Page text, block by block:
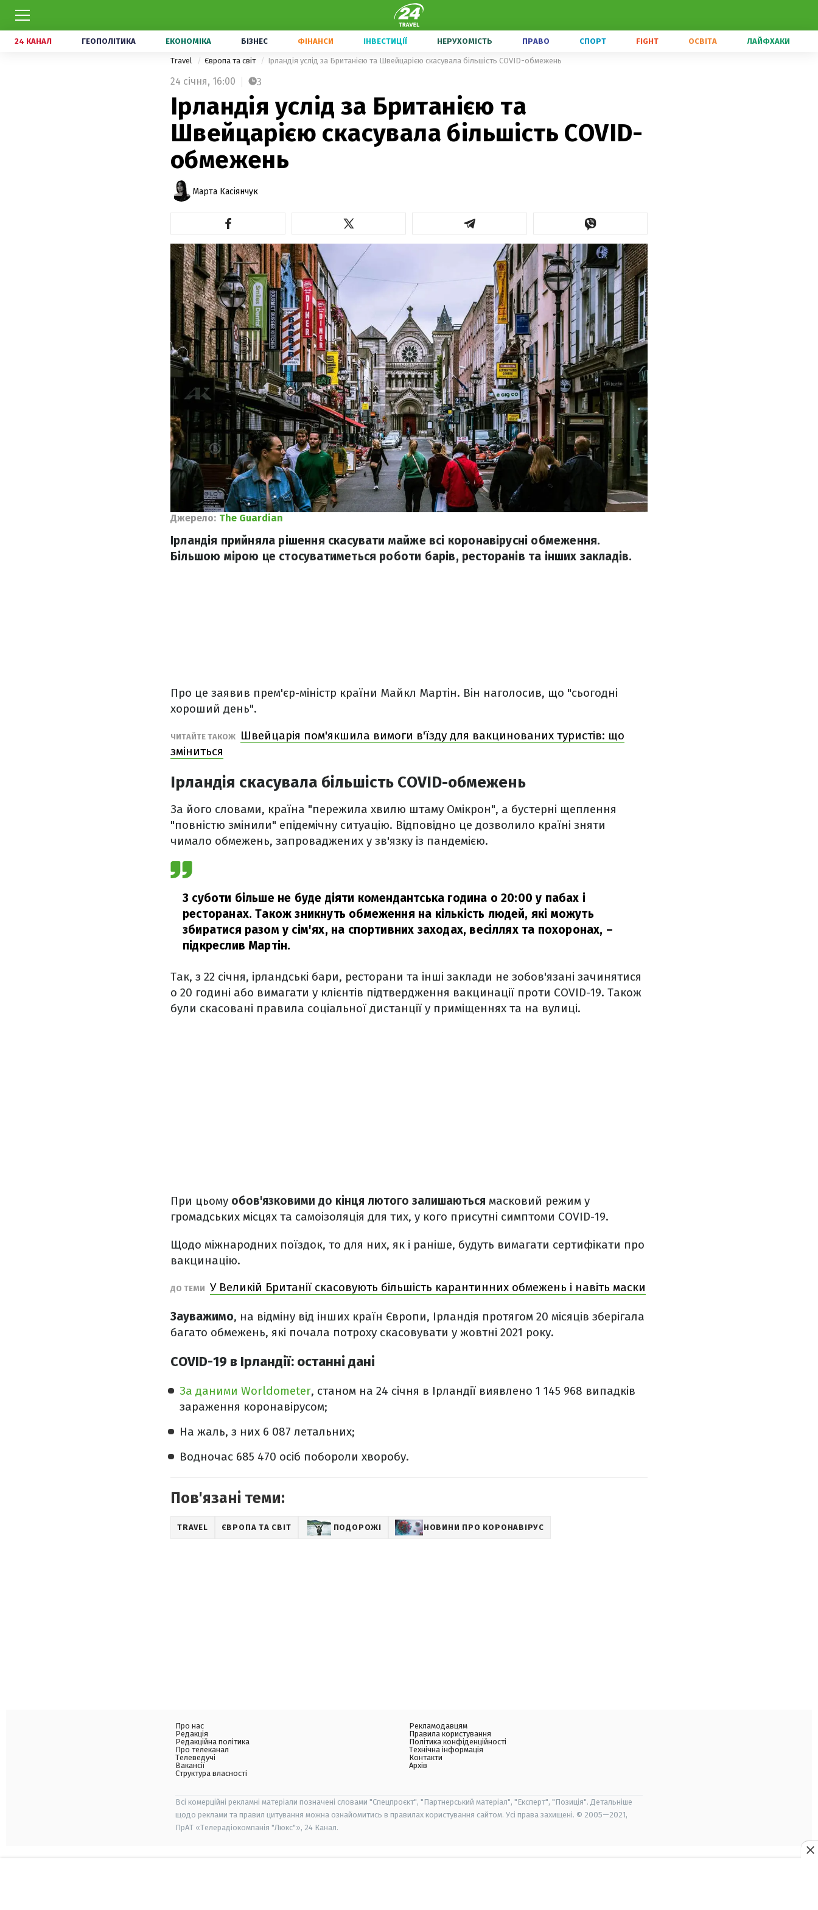
24 КАНАЛ ГЕОПОЛІТИКА ЕКОНОМІКА БІЗНЕС ФІНАНСИ ІНВЕСТИЦІЇ НЕРУХОМІСТЬ ПРАВО СПОРТ FIGHT ОСВІТА ЛАЙФХАКИ
Travel Європа та світ Ірландія услід за Британією та Швейцарією скасувала більшість COVID-обмежень
24 січня, 16:00 3
Ірландія услід за Британією та
Швейцарією скасувала більшість COVID-
обмежень
Марта Касіянчук
Джерело: The Guardian
Ірландія прийняла рішення скасувати майже всі коронавірусні обмеження.
Більшою мірою це стосуватиметься роботи барів, ресторанів та інших закладів.
Про це заявив прем'єр-міністр країни Майкл Мартін. Він наголосив, що "сьогодні
хороший день".
ЧИТАЙТЕ ТАКОЖ
Швейцарія пом'якшила вимоги в'їзду для вакцинованих туристів: що
зміниться
Ірландія скасувала більшість COVID-обмежень
За його словами, країна "пережила хвилю штаму Омікрон", а бустерні щеплення
"повністю змінили" епідемічну ситуацію. Відповідно це дозволило країні зняти
чимало обмежень, запроваджених у зв'язку із пандемією.
З суботи більше не буде діяти комендантська година о 20:00 у пабах і
ресторанах. Також зникнуть обмеження на кількість людей, які можуть
збиратися разом у сім'ях, на спортивних заходах, весіллях та похоронах, –
підкреслив Мартін.
Так, з 22 січня, ірландські бари, ресторани та інші заклади не зобов'язані зачинятися
о 20 годині або вимагати у клієнтів підтвердження вакцинації проти COVID-19. Також
були скасовані правила соціальної дистанції у приміщеннях та на вулиці.
При цьому обов'язковими до кінця лютого залишаються масковий режим у
громадських місцях та самоізоляція для тих, у кого присутні симптоми COVID-19.
Щодо міжнародних поїздок, то для них, як і раніше, будуть вимагати сертифікати про
вакцинацію.
ДО ТЕМИ У Великій Британії скасовують більшість карантинних обмежень і навіть маски
Зауважимо, на відміну від інших країн Європи, Ірландія протягом 20 місяців зберігала
багато обмежень, які почала потроху скасовувати у жовтні 2021 року.
COVID-19 в Ірландії: останні дані
За даними Worldometer, станом на 24 січня в Ірландії виявлено 1 145 968 випадків
зараження коронавірусом;
На жаль, з них 6 087 летальних;
Водночас 685 470 осіб побороли хворобу.
Пов'язані теми:
TRAVEL ЄВРОПА ТА СВІТ ПОДОРОЖІ НОВИНИ ПРО КОРОНАВІРУС
Про нас
Редакція
Редакційна політика
Про телеканал
Телеведучі
Вакансії
Структура власності
Рекламодавцям
Правила користування
Політика конфіденційності
Технічна інформація
Контакти
Архів
Всі комерційні рекламні матеріали позначені словами "Спецпроєкт", "Партнерський матеріал", "Експерт", "Позиція". Детальніше
щодо реклами та правил цитування можна ознайомитись в правилах користування сайтом. Усі права захищені. © 2005—2021,
ПрАТ «Телерадіокомпанія "Люкс"», 24 Канал.